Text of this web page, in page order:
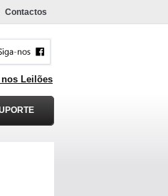
Contactos
Leilões